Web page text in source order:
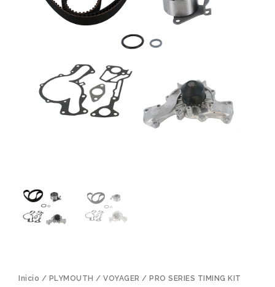
Inicio / PLYMOUTH / VOYAGER / PRO SERIES TIMING KIT